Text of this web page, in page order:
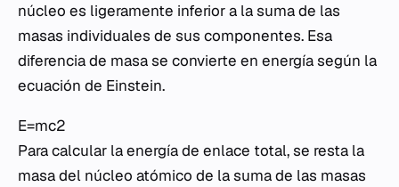
núcleo es ligeramente inferior a la suma de las
masas individuales de sus componentes. Esa
diferencia de masa se convierte en energía según la
ecuación de Einstein.
E=mc2
Para calcular la energía de enlace total, se resta la
masa del núcleo atómico de la suma de las masas